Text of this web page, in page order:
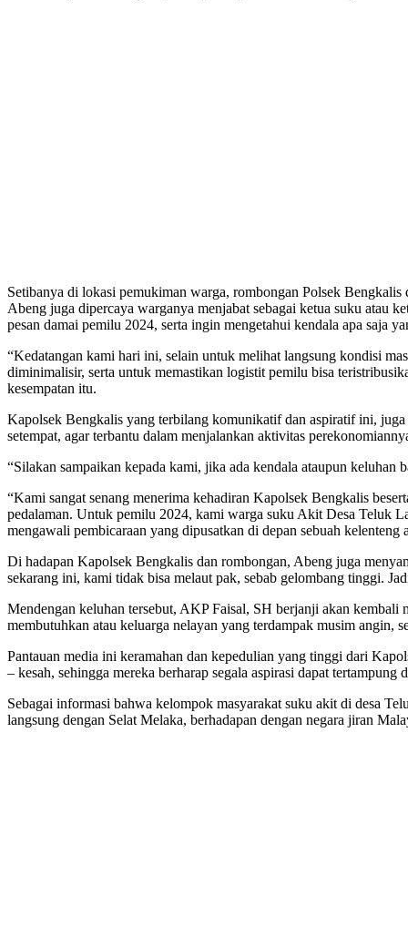
Setibanya di lokasi pemukiman warga, rombongan Polsek
Abeng juga dipercaya warganya menjabat sebagai ketua suku atau
pesan damai pemilu 2024, serta ingin mengetahui kendala apa saja
“Kedatangan kami hari ini, selain untuk melihat langsung kondisi
diminimalisir, serta untuk memastikan logistit pemilu bisa
kesempatan itu.
Kapolsek Bengkalis yang terbilang komunikatif dan aspiratif ini,
setempat, agar terbantu dalam menjalankan aktivitas
“Silakan sampaikan kepada kami, jika ada kendala ataupun
“Kami sangat senang menerima kehadiran Kapolsek Bengkalis
pedalaman. Untuk pemilu 2024, kami warga suku Akit Desa Teluk
mengawali pembicaraan yang dipusatkan di depan sebuah
Di hadapan Kapolsek Bengkalis dan rombongan, Abeng juga
sekarang ini, kami tidak bisa melaut pak, sebab gelombang tinggi.
Mendengan keluhan tersebut, AKP Faisal, SH berjanji akan
membutuhkan atau keluarga nelayan yang terdampak musim angin,
Pantauan media ini keramahan dan kepedulian yang tinggi dari
– kesah, sehingga mereka berharap segala aspirasi dapat tertampung
Sebagai informasi bahwa kelompok masyarakat suku akit di desa
langsung dengan Selat Melaka, berhadapan dengan negara jiran